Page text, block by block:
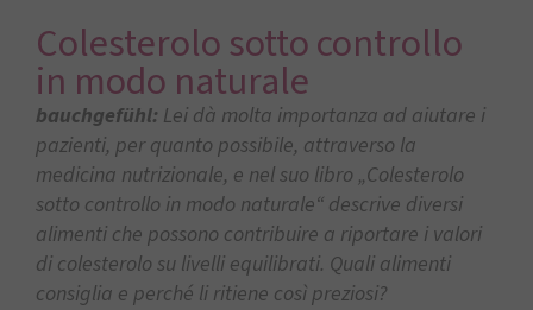
Colesterolo sotto controllo
in modo naturale
bauchgefühl: Lei dà molta importanza ad aiutare i
pazienti, per quanto possibile, attraverso la
medicina nutrizionale, e nel suo libro „Colesterolo
sotto controllo in modo naturale“ descrive diversi
alimenti che possono contribuire a riportare i valori
di colesterolo su livelli equilibrati. Quali alimenti
consiglia e perché li ritiene così preziosi?